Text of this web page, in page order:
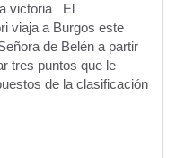
victoria El
viaja a Burgos este
de Belén a partir
tres puntos que le
de la clasificación